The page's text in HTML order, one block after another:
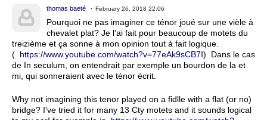
thomas baeté February 26, 2018 22:06
Pourquoi ne pas imaginer ce ténor joué sur une vièle à
chevalet plat? Je l'ai fait pour beaucoup de motets du
treizième et ça sonne à mon opinion tout à fait logique.
( https://www.youtube.com/watch?v=77eAk9sCB7I) Dans le cas
de In seculum, on entendrait par exemple un bourdon de la et
mi, qui sonneraient avec le ténor écrit.
Why not imagining this tenor played on a fidlle with a flat (or no)
bridge? I've tried it for many 13 Cty motets and it sounds logical